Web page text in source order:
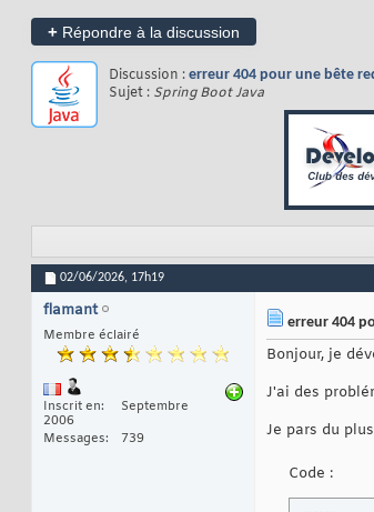
+ Répondre à la discussion
Discussion : erreur 404 pour une bête
Sujet : Spring Boot Java
02/06/2026, 17h19
flamant
Membre éclairé
Inscrit en
Septembre
2006
Messages
739
erreur 404
Bonjour, je
J'ai des
Je pars du
Code :